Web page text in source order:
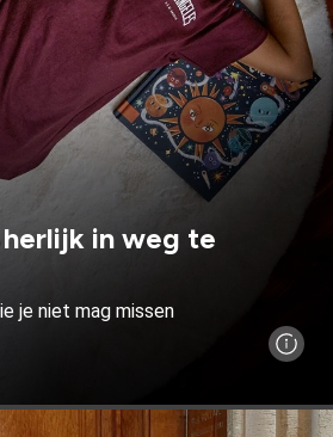
in weg te
je niet mag missen